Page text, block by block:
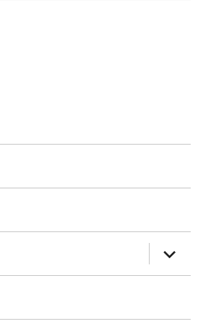
Zobrazit
položky